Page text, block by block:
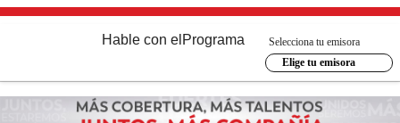
Hable con el Programa
Selecciona tu emisora
Elige tu emisora